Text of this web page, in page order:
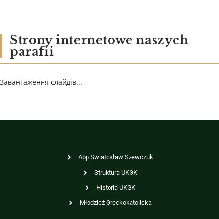
Strony internetowe naszych
parafii
Завантаження слайдів...
Abp Swiatosław Szewczuk
Struktura UKGK
Historia UKGK
Młodzież Greckokatolicka